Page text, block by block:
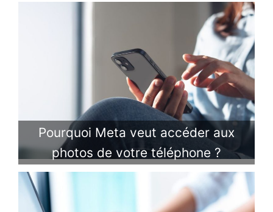
Pourquoi Meta veut accéder aux
photos de votre téléphone ?